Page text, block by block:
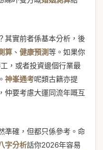
其實前者係基本分析，後
算 、 健康預測等。如果你
，或者投資邊個行業最
神峯通考呢類古籍亦提
仲要考慮大運同流年嘅互
準確，但都只係參考。命
字分析話你2026年容易